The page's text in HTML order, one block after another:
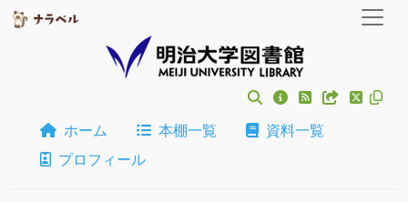
ホーム 本棚一覧
資料一覧
プロフィール